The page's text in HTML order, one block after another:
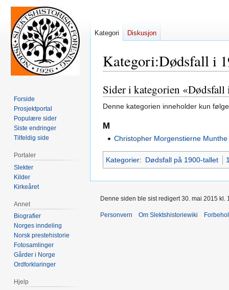
Kategori:Dødsfall i
Hopp
til
navigering
Hopp
til
søk
Sider i kategorien «Dødsfall
Denne kategorien inneholder kun
M
Christopher Morgenstierne Munthe
Kategorier: Dødsfall på 1900-tallet
Kategori Diskusjon
Forside
Prosjektportal
Populære sider
Siste endringer
Tilfeldig side
Portaler
Slekter
Kilder
Kirkeåret
Annet
Biografier
Norges inndeling
Norsk prestehistorie
Fotosamlinger
Gårder i Norge
Ordforklaringer
Hjelp
Denne siden ble sist redigert 30. mai 2015 kl.
Personvern Om Slektshistoriewiki